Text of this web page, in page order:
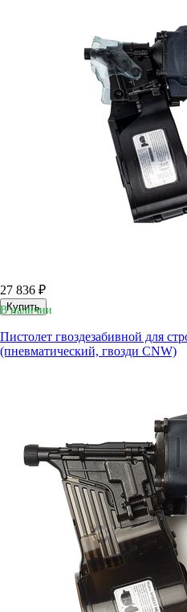
27 836 ₽
Купить
В наличии
Пистолет гвоздезабивной для
(пневматический, гвозди CNW)